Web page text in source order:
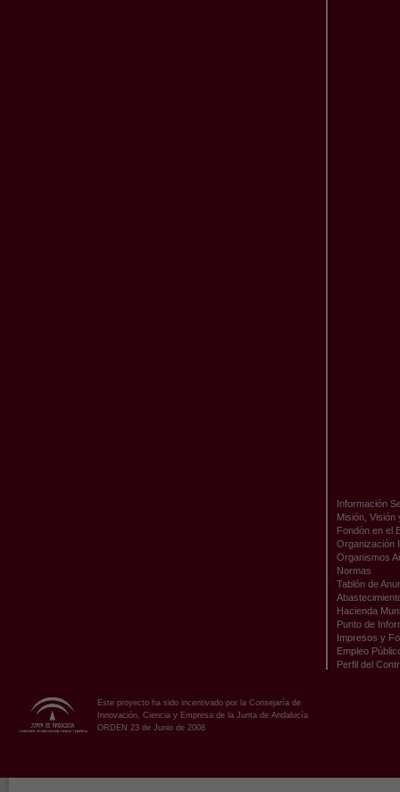
Información
Misión, Visión
Fondón en el
Organización
Organismos
Normas
Tablón de
Hacienda
Punto de
Impresos y
Empleo
Perfil del
Este proyecto ha sido incentivado por la Consejaría de
Innovación, Ciencia y Empresa de la Junta de Andalucía
ORDEN 23 de Junio de 2008